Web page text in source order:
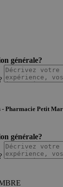
générale?
Pharmacie Petit
générale?